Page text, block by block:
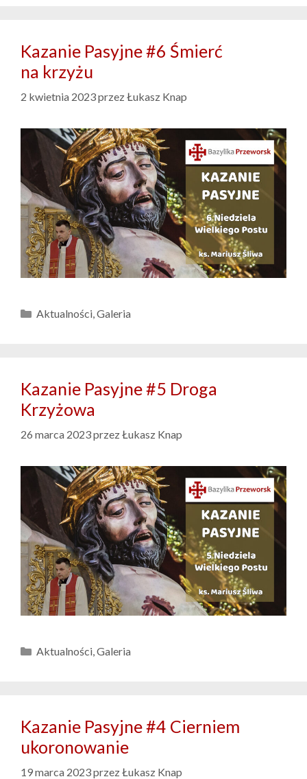
Kazanie Pasyjne #6 Śmierć
na krzyżu
2 kwietnia 2023przezŁukasz Knap
Kategorie
Aktualności,Galeria
Kazanie Pasyjne #5 Droga
Krzyżowa
26 marca 2023przezŁukasz Knap
Kategorie
Aktualności,Galeria
Kazanie Pasyjne #4 Cierniem
ukoronowanie
19 marca 2023przezŁukasz Knap